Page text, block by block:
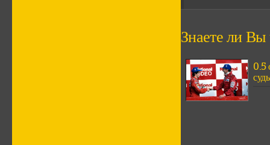
Знаете ли Вы
0.5